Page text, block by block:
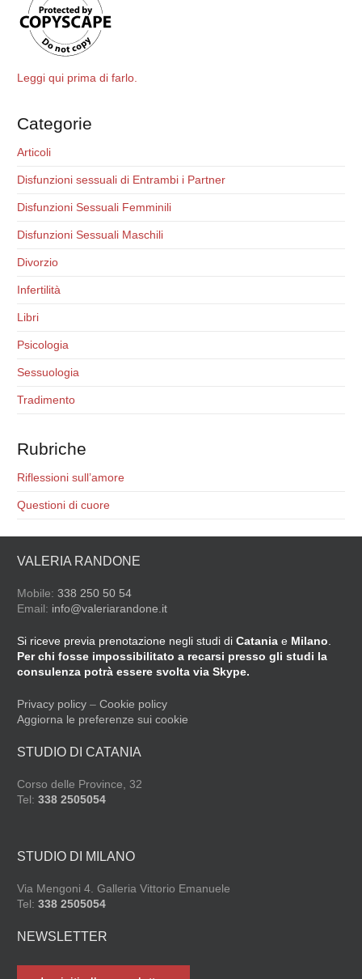
Leggi qui prima di farlo.
Categorie
Articoli
Disfunzioni sessuali di Entrambi i Partner
Disfunzioni Sessuali Femminili
Disfunzioni Sessuali Maschili
Divorzio
Infertilità
Libri
Psicologia
Sessuologia
Tradimento
Rubriche
Riflessioni sull’amore
Questioni di cuore
VALERIA RANDONE
Mobile: 338 250 50 54
Email: info@valeriarandone.it
Si riceve previa prenotazione negli studi di Catania e Milano.
Per chi fosse impossibilitato a recarsi presso gli studi la
consulenza potrà essere svolta via Skype.
Privacy policy – Cookie policy
Aggiorna le preferenze sui cookie
STUDIO DI CATANIA
Corso delle Province, 32
Tel: 338 2505054
STUDIO DI MILANO
Via Mengoni 4. Galleria Vittorio Emanuele
Tel: 338 2505054
NEWSLETTER